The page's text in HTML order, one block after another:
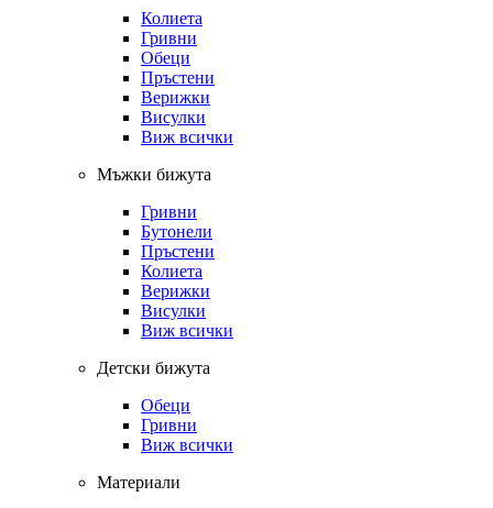
Колиета
Гривни
Обеци
Пръстени
Верижки
Висулки
Виж всички
Мъжки бижута
Гривни
Бутонели
Пръстени
Колиета
Верижки
Висулки
Виж всички
Детски бижута
Обеци
Гривни
Виж всички
Материали